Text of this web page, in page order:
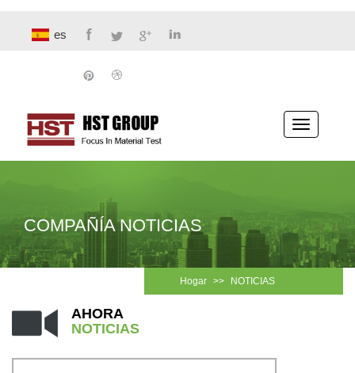
es
COMPAÑÍA NOTICIAS
Hogar >> NOTICIAS
AHORA
NOTICIAS